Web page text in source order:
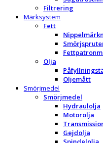
Filtrering
Märksystem
Fett
Olja
Oljemått
Smörjmedel
Smörjmedel
Hydraulolja
Motorolja
Gejdolja